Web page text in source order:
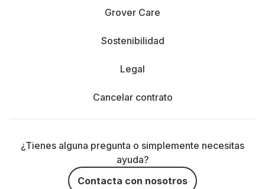
Grover Care
Sostenibilidad
Legal
Cancelar contrato
¿Tienes alguna pregunta o simplemente necesitas
ayuda?
Contacta con nosotros